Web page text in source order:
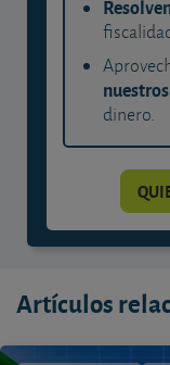
dinero.
Artículos